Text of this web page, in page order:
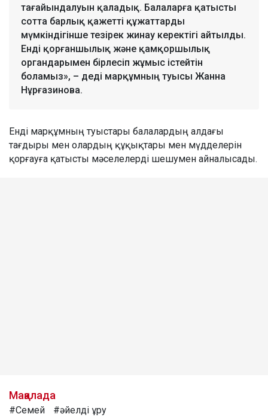
тағайындалуын қаладық. Балаларға қатысты
сотта барлық қажетті құжаттарды
мүмкіндігінше тезірек жинау керектігі айтылды.
Енді қорғаншылық және қамқоршылық
органдарымен бірлесіп жұмыс істейтін
боламыз», – деді марқұмның туысы Жанна
Нұрғазинова.
Енді марқұмның туыстары балалардың алдағы
тағдыры мен олардың құқықтары мен мүдделерін
қорғауға қатысты мәселелерді шешумен айналысады.
Мақалада
#Семей #әйелді ұру